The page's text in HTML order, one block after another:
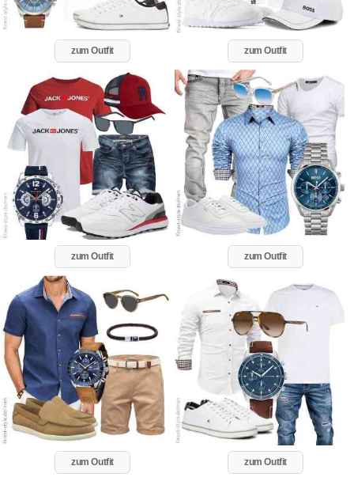
zum Outfit zum Outfit
zum Outfit zum Outfit
zum Outfit zum Outfit